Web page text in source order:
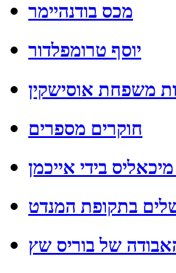
מכס בודנהיימר
יוסף טרומפלדור
משפחת אוסישקין
חוקרים מספרים
בידי אייכמן
בתקופת המנדט
של בוריס שץ